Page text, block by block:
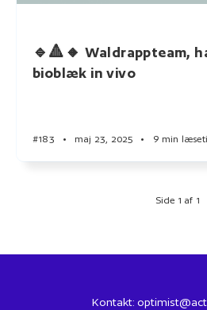
🔹🔺🔸 Waldrappteam,
bioblæk in vivo
#183 • maj 23, 2025 • 9 min
Side 1 af 1
Kontakt: